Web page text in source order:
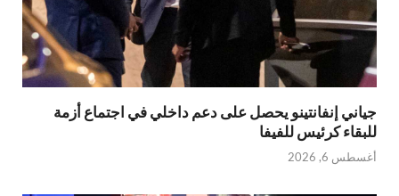
جياني إنفانتينو يحصل على دعم داخلي في اجتماع أزمة
للبقاء كرئيس للفيفا
أغسطس 6, 2026